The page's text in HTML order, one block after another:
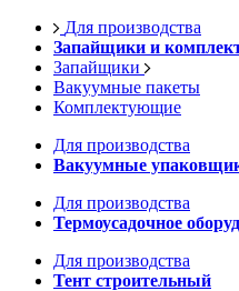
Для производства
Запайщики и
Запайщики
Вакуумные пакеты
Комплектующие
Для производства
Вакуумные
Для производства
Термоусадочное
Для производства
Тент строительный